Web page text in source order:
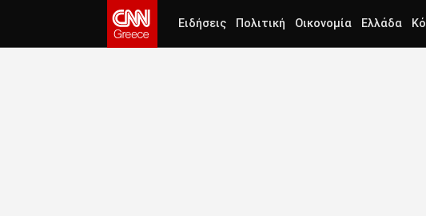
Ειδήσεις Πολιτική Οικονομία Ελλάδα